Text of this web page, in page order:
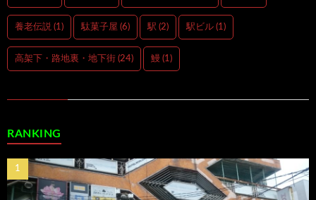
養老伝説 (1) 駄菓子屋 (6) 駅 (2) 駅ビル (1)
高架下・路地裏・地下街 (24) 鰻 (1)
RANKING